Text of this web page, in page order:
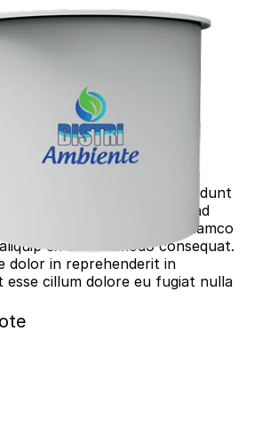
1
sit amet, consectetur
do eiusmod tempor incididunt
magna aliqua. Ut enim ad
quis nostrud exercitation ullamco
ex ea commodo consequat.
dolor in reprehenderit in
cillum dolore eu fugiat nulla